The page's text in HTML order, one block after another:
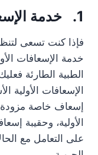
1. خدمة الإسعافات الأولية الميدانية
فإذا كنت تسعى
خدمة الإسعافات
الطبية الطارئة
الإسعافات الأولية
إسعاف خاصة مزودة
الأولية، وحقيبة
على التعامل مع